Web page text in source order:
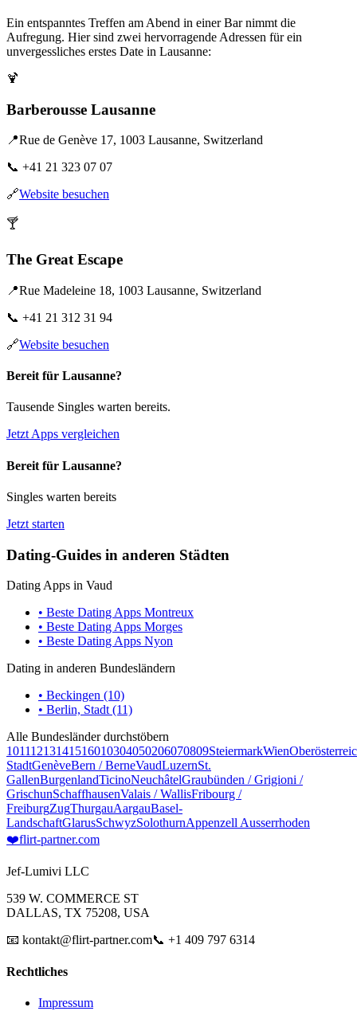
Ein entspanntes Treffen am Abend in einer Bar nimmt die
Aufregung. Hier sind zwei hervorragende Adressen für ein
unvergessliches erstes Date in Lausanne:
🍹
Barberousse Lausanne
📍Rue de Genève 17, 1003 Lausanne, Switzerland
📞 +41 21 323 07 07
🔗Website besuchen
🍸
The Great Escape
📍Rue Madeleine 18, 1003 Lausanne, Switzerland
📞 +41 21 312 31 94
🔗Website besuchen
Bereit für Lausanne?
Tausende Singles warten bereits.
Jetzt Apps vergleichen
Bereit für Lausanne?
Singles warten bereits
Jetzt starten
Dating-Guides in anderen Städten
Dating Apps in Vaud
• Beste Dating Apps Montreux
• Beste Dating Apps Morges
• Beste Dating Apps Nyon
Dating in anderen Bundesländern
• Beckingen (10)
• Berlin, Stadt (11)
Alle Bundesländer durchstöbern
10111213141516010304050206070809SteiermarkWien
StadtGenèveBern / BerneVaudLuzernSt.
GallenBurgenlandTicinoNeuchâtelGraubünden / Grigioni /
GrischunSchaffhausenValais / WallisFribourg /
FreiburgZugThurgauAargauBasel-
LandschaftGlarusSchwyzSolothurnAppenzell Ausserrhoden
❤️flirt-partner.com
Jef-Lumivi LLC
539 W. COMMERCE ST
DALLAS, TX 75208, USA
📧 kontakt@flirt-partner.com📞 +1 409 797 6314
Rechtliches
Impressum